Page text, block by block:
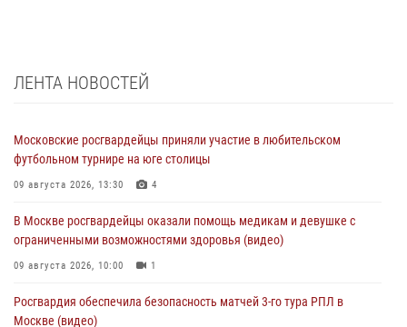
ЛЕНТА НОВОСТЕЙ
Московские росгвардейцы приняли участие в любительском
футбольном турнире на юге столицы
09 августа 2026, 13:30 4
В Москве росгвардейцы оказали помощь медикам и девушке с
ограниченными возможностями здоровья (видео)
09 августа 2026, 10:00 1
Росгвардия обеспечила безопасность матчей 3-го тура РПЛ в
Москве (видео)